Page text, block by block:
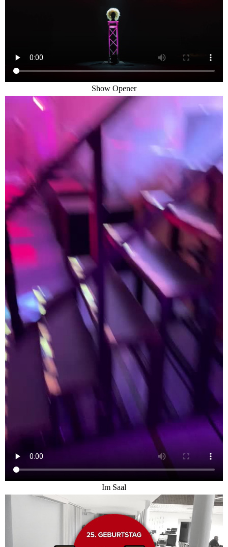
Show Opener
Im Saal